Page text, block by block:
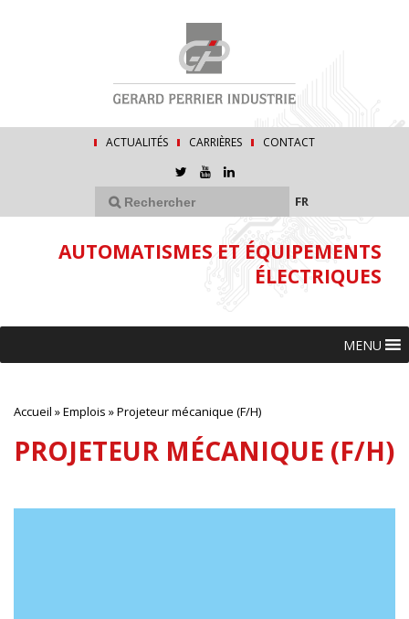
ACTUALITÉS CARRIÈRES CONTACT
FR
AUTOMATISMES ET ÉQUIPEMENTS
ÉLECTRIQUES
MENU
Accueil »Emplois »Projeteur mécanique (F/H)
PROJETEUR MÉCANIQUE (F/H)